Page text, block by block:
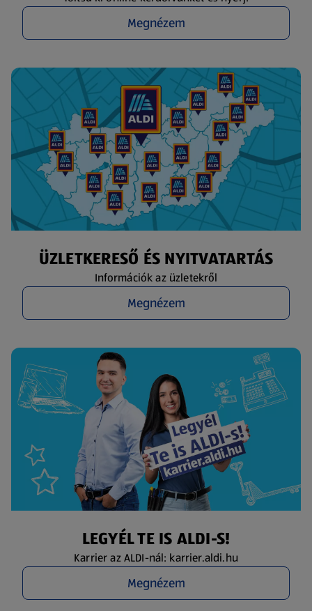
Megnézem
ÜZLETKERESŐ ÉS NYITVATARTÁS
Információk az üzletekről
Megnézem
LEGYÉL TE IS ALDI-S!
Karrier az ALDI-nál: karrier.aldi.hu
Megnézem